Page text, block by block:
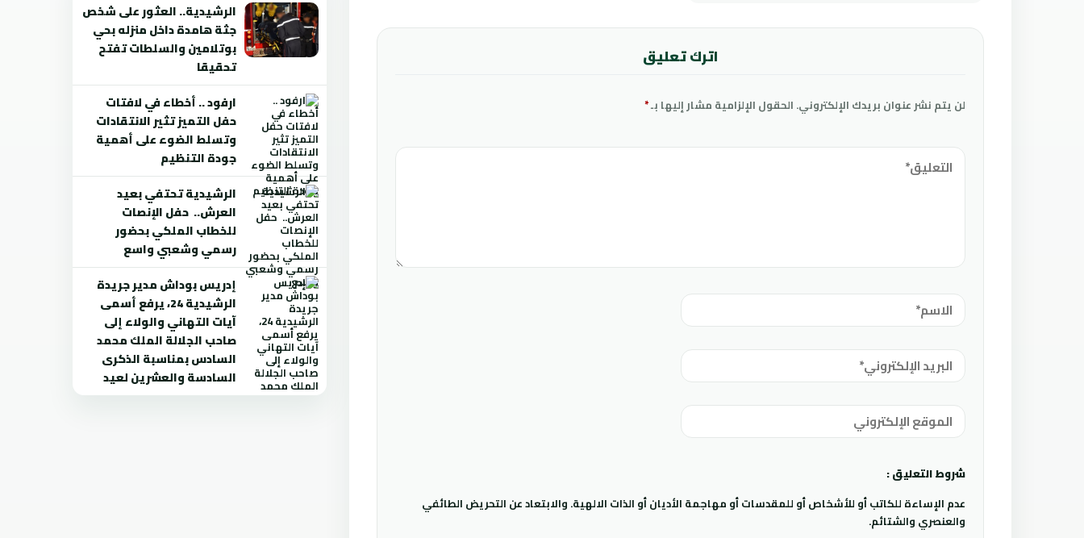
اترك تعليق
لن يتم نشر عنوان بريدك الإلكتروني. الحقول الإلزامية مشار إليها بـ*
شروط التعليق :
عدم الإساءة للكاتب أو للأشخاص أو للمقدسات أو مهاجمة الأديان أو الذات الالهية. والابتعاد عن التحريض الطائفي
والعنصري والشتائم.
الرشيدية.. العثور على شخص
جثة هامدة داخل منزله بحي
بوتلامين والسلطات تفتح
تحقيقا
ارفود .. أخطاء في لافتات
حفل التميز تثير الانتقادات
وتسلط الضوء على أهمية
جودة التنظيم
الرشيدية تحتفي بعيد
العرش.. حفل الإنصات
للخطاب الملكي بحضور
رسمي وشعبي واسع
إدريس بوداش مدير جريدة
الرشيدية 24، يرفع أسمى
آيات التهاني والولاء إلى
صاحب الجلالة الملك محمد
السادس بمناسبة الذكرى
السادسة والعشرين لعيد